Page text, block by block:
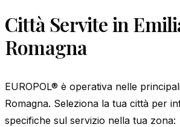
Città Servite in
Romagna
EUROPOL® è operativa nelle
Romagna. Seleziona la tua città per
specifiche sul servizio nella tua zona: